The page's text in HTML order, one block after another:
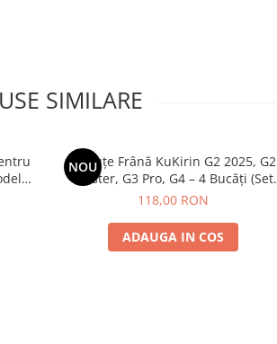
SIMILARE
NOU
Plăcuțe Frână KuKirin G2 2025, G2
Master, G3 Pro, G4 – 4 Bucăți (Set
118,00 RON
ADAUGA IN COS